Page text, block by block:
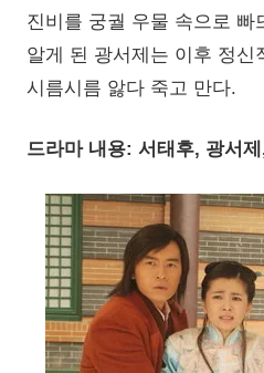
진비를 궁궐 우물 속으로 빠
알게 된 광서제는 이후 정신
시름시름 앓다 죽고 만다.
드라마 내용: 서태후, 광서